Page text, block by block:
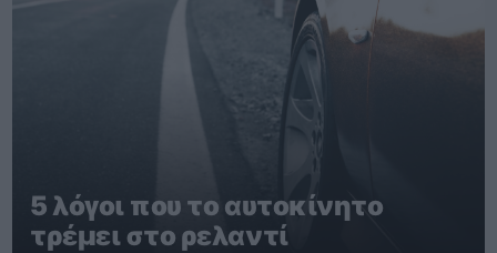
5 λόγοι που το αυτοκίνητο
τρέμει στο ρελαντί